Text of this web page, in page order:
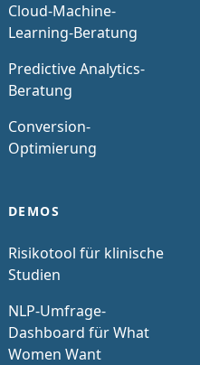
Cloud-Machine-
Learning-Beratung
Predictive Analytics-
Beratung
Conversion-
Optimierung
DEMOS
Risikotool für klinische
Studien
NLP-Umfrage-
Dashboard für What
Women Want